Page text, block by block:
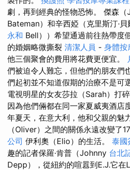
劇，再到經典的怪物恐怖。 傑森
Bateman）和辛西婭（克里斯汀·
永和 Bell））希望通過前往熱帶度
的婚姻略微撕裂 清潔人員 - 身體按
他三個聚會的費用將花費更便宜。
們被迫令人難忘，但他們的朋友們
們起初並不知道假期的治療不是可
電視明星的女友莎拉（Sarah）打
因為他們倆都在同一家夏威夷酒店
年夏天，在意大利，他和父親的魅
（Oliver）之間的關係永遠改變了
公司 伊利奧（Elio）的生活。 泰國
趣的記者保羅·肯普（Johnny 台北
Depp），從紐約的喧囂到E.J.它